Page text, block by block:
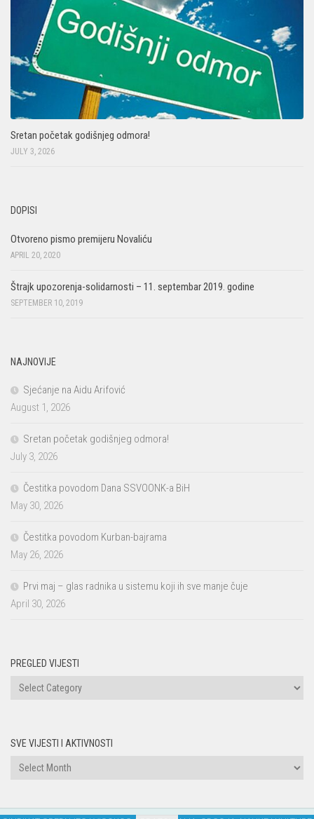
Sretan početak godišnjeg odmora!
JULY 3, 2026
DOPISI
Otvoreno pismo premijeru Novaliću
APRIL 20, 2020
Štrajk upozorenja-solidarnosti – 11. septembar 2019. godine
SEPTEMBER 10, 2019
NAJNOVIJE
Sjećanje na Aidu Arifović
August 1, 2026
Sretan početak godišnjeg odmora!
July 3, 2026
Čestitka povodom Dana SSVOONK-a BiH
May 30, 2026
Čestitka povodom Kurban-bajrama
May 26, 2026
Prvi maj – glas radnika u sistemu koji ih sve manje čuje
April 30, 2026
PREGLED VIJESTI
PREGLED
SVE VIJESTI I AKTIVNOSTI
Sve
aktivnosti